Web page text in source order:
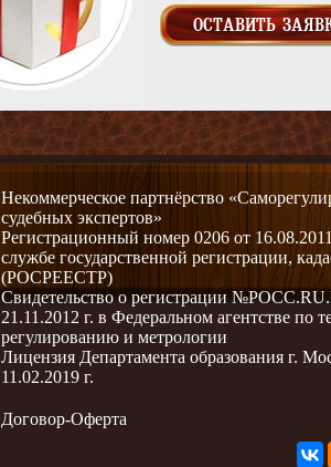
ОСТАВИТЬ
Некоммерческое партнёрство
судебных экспертов»
Регистрационный номер 0206 от
службе государственной регистрации,
(РОСРЕЕСТР)
Свидетельство о регистрации
21.11.2012 г. в Федеральном агентстве по
регулированию и метрологии
Лицензия Департамента образования г.
11.02.2019 г.
Договор-Оферта